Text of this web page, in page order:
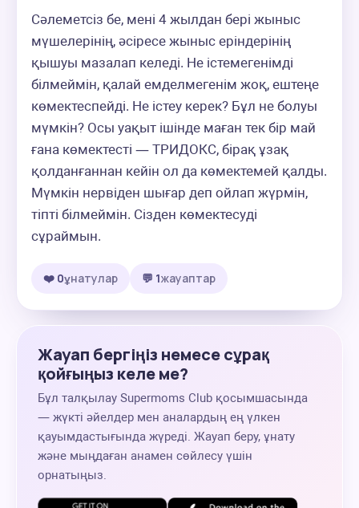
Сәлеметсіз бе, мені 4 жылдан бері жыныс
мүшелерінің, әсіресе жыныс еріндерінің
қышуы мазалап келеді. Не істемегенімді
білмеймін, қалай емделмегенім жоқ, ештеңе
көмектеспейді. Не істеу керек? Бұл не болуы
мүмкін? Осы уақыт ішінде маған тек бір май
ғана көмектесті — ТРИДОКС, бірақ ұзақ
қолданғаннан кейін ол да көмектемей қалды.
Мүмкін нервіден шығар деп ойлап жүрмін,
тіпті білмеймін. Сізден көмектесуді
сұраймын.
❤️ 0ұнатулар 💬 1жауаптар
Жауап бергіңіз немесе сұрақ
қойғыңыз келе ме?
Бұл талқылау Supermoms Club қосымшасында
— жүкті әйелдер мен аналардың ең үлкен
қауымдастығында жүреді. Жауап беру, ұнату
және мыңдаған анамен сөйлесу үшін
орнатыңыз.